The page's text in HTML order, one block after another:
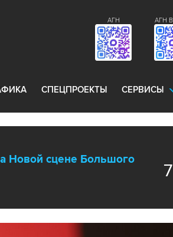
АГН
АГН
СПЕЦПРОЕКТЫ СЕРВИСЫ
Новой сцене Большого